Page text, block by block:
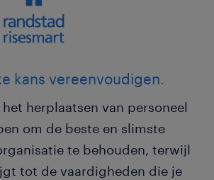
kans vereenvoudigen.
herplaatsen van personeel
om de beste en slimste
te behouden, terwijl
tot de vaardigheden die je